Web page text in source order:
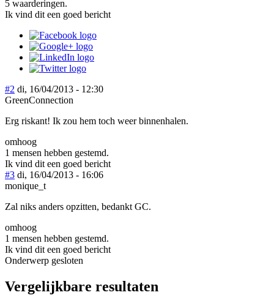
5 waarderingen.
Ik vind dit een goed bericht
#2 di, 16/04/2013 - 12:30
GreenConnection
Erg riskant! Ik zou hem toch weer binnenhalen.
omhoog
1 mensen hebben gestemd.
Ik vind dit een goed bericht
#3 di, 16/04/2013 - 16:06
monique_t
Zal niks anders opzitten, bedankt GC.
omhoog
1 mensen hebben gestemd.
Ik vind dit een goed bericht
Onderwerp gesloten
Vergelijkbare resultaten